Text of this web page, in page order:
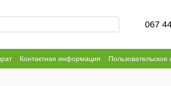
067
Контактная информация